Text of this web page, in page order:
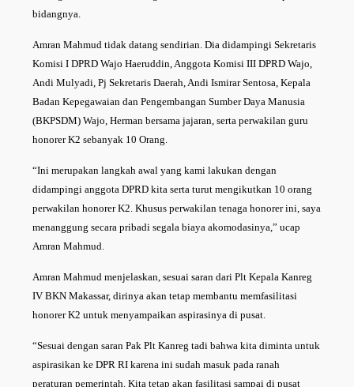
bidangnya.
Amran Mahmud tidak datang sendirian. Dia didampingi Sekretaris
Komisi I DPRD Wajo Haeruddin, Anggota Komisi III DPRD Wajo,
Andi Mulyadi, Pj Sekretaris Daerah, Andi Ismirar Sentosa, Kepala
Badan Kepegawaian dan Pengembangan Sumber Daya Manusia
(BKPSDM) Wajo, Herman bersama jajaran, serta perwakilan guru
honorer K2 sebanyak 10 Orang.
“Ini merupakan langkah awal yang kami lakukan dengan
didampingi anggota DPRD kita serta turut mengikutkan 10 orang
perwakilan honorer K2. Khusus perwakilan tenaga honorer ini, saya
menanggung secara pribadi segala biaya akomodasinya,” ucap
Amran Mahmud.
Amran Mahmud menjelaskan, sesuai saran dari Plt Kepala Kanreg
IV BKN Makassar, dirinya akan tetap membantu memfasilitasi
honorer K2 untuk menyampaikan aspirasinya di pusat.
“Sesuai dengan saran Pak Plt Kanreg tadi bahwa kita diminta untuk
aspirasikan ke DPR RI karena ini sudah masuk pada ranah
peraturan pemerintah. Kita tetap akan fasilitasi sampai di pusat